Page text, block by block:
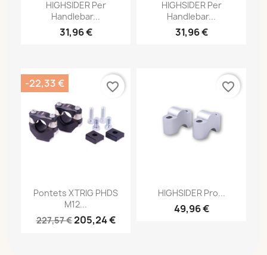
HIGHSIDER Per
Handlebar...
31,96 €
HIGHSIDER Per
Handlebar...
31,96 €
Pontets XTRIG PHDS
M12...
227,57 €205,24 €
-22,33 € favorite_border
HIGHSIDER Pro...
49,96 €
favorite_border